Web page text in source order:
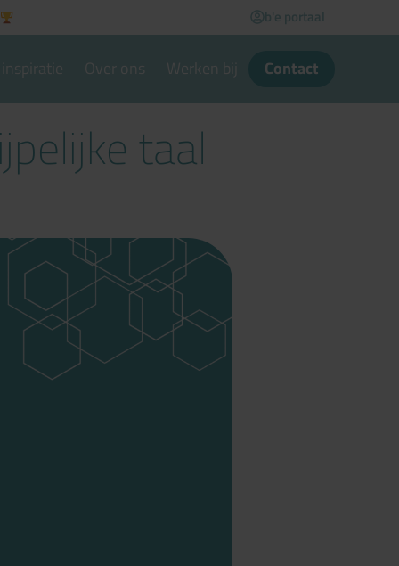
b'e portaal
Over ons Werken bij Contact
taal